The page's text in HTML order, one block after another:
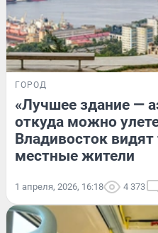
ГОРОД
«Лучшее здание —
откуда можно
Владивосток
местные жители
1 апреля, 2026, 16:18 4 373